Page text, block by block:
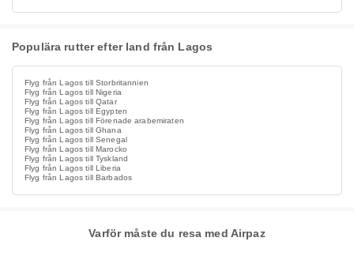
Populära rutter efter land från Lagos
Flyg från Lagos till Storbritannien
Flyg från Lagos till Nigeria
Flyg från Lagos till Qatar
Flyg från Lagos till Egypten
Flyg från Lagos till Förenade arabemiraten
Flyg från Lagos till Ghana
Flyg från Lagos till Senegal
Flyg från Lagos till Marocko
Flyg från Lagos till Tyskland
Flyg från Lagos till Liberia
Flyg från Lagos till Barbados
Varför måste du resa med Airpaz